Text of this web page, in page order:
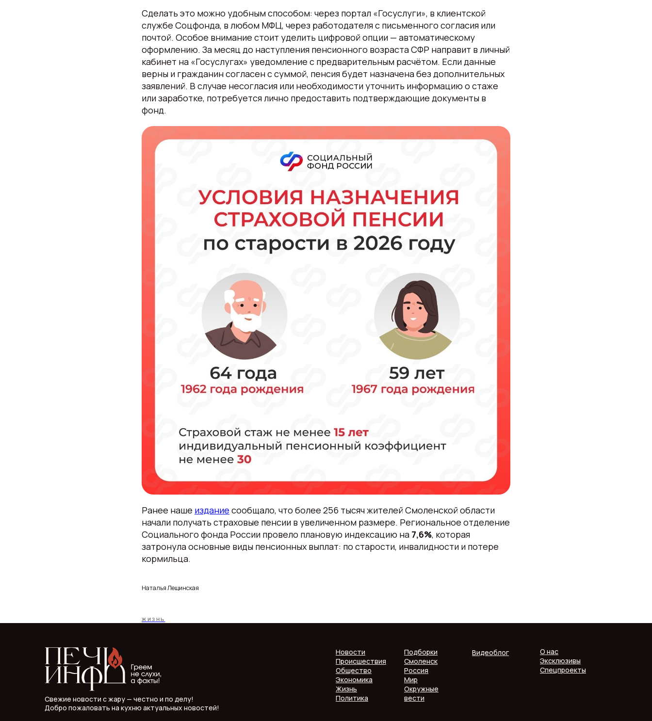
Сделать это можно удобным способом: через портал «Госуслуги», в клиентской
службе Соцфонда, в любом МФЦ, через работодателя с письменного согласия или
почтой. Особое внимание стоит уделить цифровой опции — автоматическому
оформлению. За месяц до наступления пенсионного возраста СФР направит в личный
кабинет на «Госуслугах» уведомление с предварительным расчётом. Если данные
верны и гражданин согласен с суммой, пенсия будет назначена без дополнительных
заявлений. В случае несогласия или необходимости уточнить информацию о стаже
или заработке, потребуется лично предоставить подтверждающие документы в
фонд.
Ранее наше издание сообщало, что более 256 тысяч жителей Смоленской области
начали получать страховые пенсии в увеличенном размере. Региональное отделение
Социального фонда России провело плановую индексацию на 7,6%, которая
затронула основные виды пенсионных выплат: по старости, инвалидности и потере
кормильца.
Наталья Лещинская
ЖИЗНЬ
Свежие новости с жару — честно и по делу!
Добро пожаловать на кухню актуальных новостей!
Новости
Происшествия
Общество
Экономика
Жизнь
Политика
Подборки
Смоленск
Россия
Мир
Окружные
вести
Видеоблог
О нас
Эксклюзивы
Спецпроекты